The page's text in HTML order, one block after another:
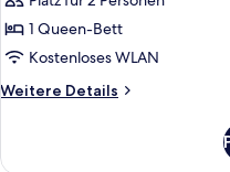
Queen-
Bett
1 Queen-Bett
Kostenloses WLAN
Weitere Details
Weitere